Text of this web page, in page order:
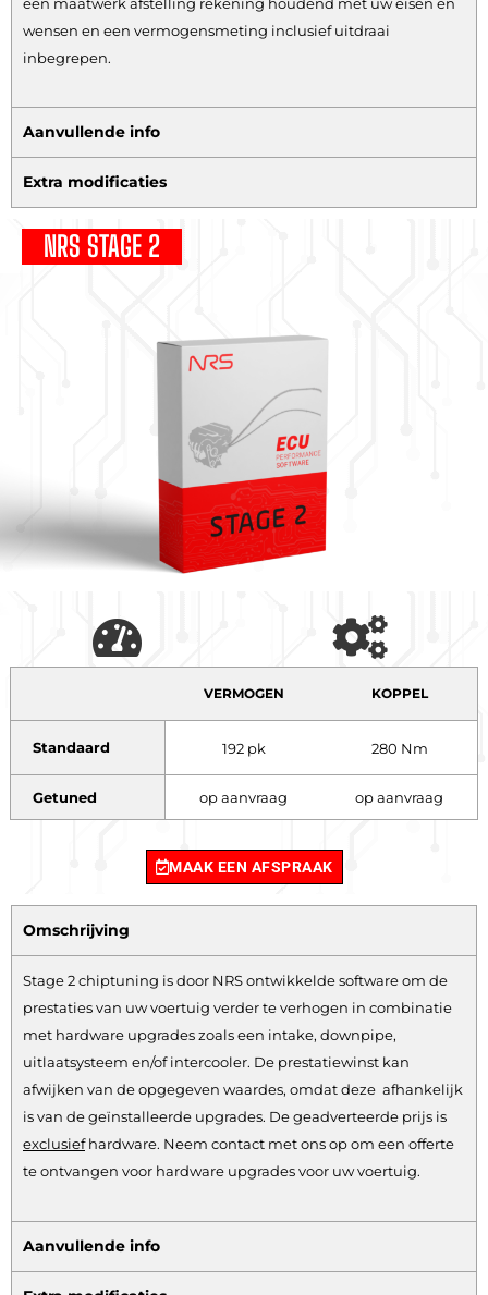
wensen en een vermogensmeting inclusief uitdraai
inbegrepen.
Aanvullende info
Extra modificaties
NRS STAGE 2
VERMOGEN KOPPEL
Standaard 192 pk 280 Nm
Getuned op aanvraag op aanvraag
MAAK EEN AFSPRAAK
Omschrijving
Stage 2 chiptuning is door NRS ontwikkelde software om de
prestaties van uw voertuig verder te verhogen in combinatie
met hardware upgrades zoals een intake, downpipe,
uitlaatsysteem en/of intercooler. De prestatiewinst kan
afwijken van de opgegeven waardes, omdat deze afhankelijk
is van de geïnstalleerde upgrades. De geadverteerde prijs is
exclusiefhardware. Neem contact met ons op om een offerte
te ontvangen voor hardware upgrades voor uw voertuig.
Aanvullende info